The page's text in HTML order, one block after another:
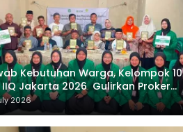
Kebutuhan Warga, Kelompok 10
IIQ Jakarta 2026 Gulirkan Proker
Al-Qur’an di Sukamanah
2026